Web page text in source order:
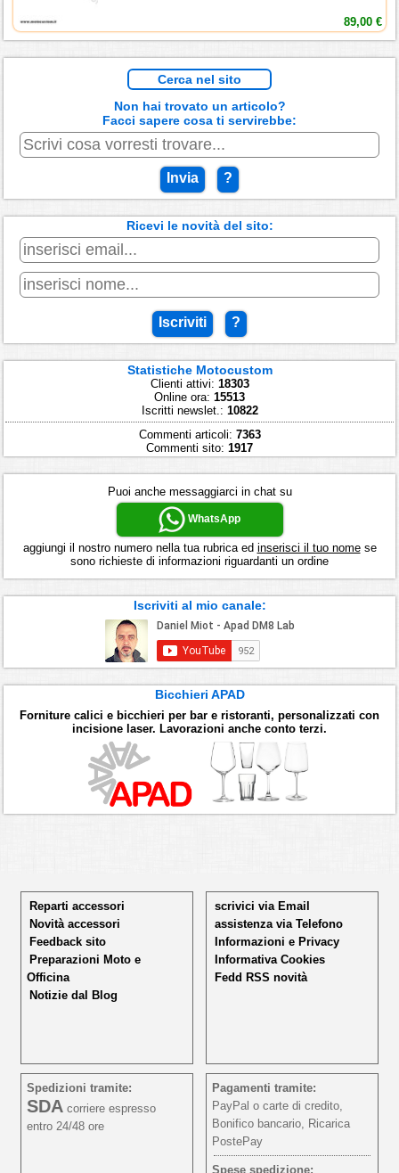
89,00 €
Cerca nel sito
Non hai trovato un articolo?
Facci sapere cosa ti servirebbe:
Invia ?
Ricevi le novità del sito:
Iscriviti ?
Statistiche Motocustom
Clienti attivi: 18303
Online ora: 15513
Iscritti newslet.: 10822
Commenti articoli: 7363
Commenti sito: 1917
Puoi anche messaggiarci in chat su
WhatsApp
aggiungi il nostro numero nella tua rubrica ed inserisci il tuo nomese
sono richieste di informazioni riguardanti un ordine
Iscriviti al mio canale:
Bicchieri APAD
Forniture calici e bicchieri per bar e ristoranti, personalizzati con
incisione laser. Lavorazioni anche conto terzi.
Reparti accessori
Novità accessori
Feedback sito
Preparazioni Moto e
Officina
Notizie dal Blog
scrivici via Email
assistenza via Telefono
Informazioni e Privacy
Informativa Cookies
Fedd RSS novità
Spedizioni tramite:
SDA corriere espresso
entro 24/48 ore
Pagamenti tramite:
PayPal o carte di credito,
Bonifico bancario, Ricarica
PostePay
Spese spedizione: